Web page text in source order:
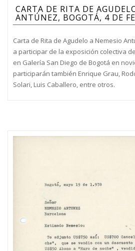
CARTA DE RITA DE
ANTÚNEZ, BOGOTÁ, 4 DE
Carta de Rita de Agudelo a Nemesio
a participar de la exposición colectiva
en Galería San Diego de Bogotá en
participarán también Enrique Grau,
Solari, Luis Caballero, entre otros.